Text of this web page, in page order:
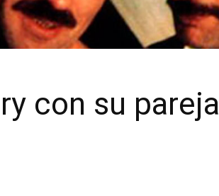
con su pareja